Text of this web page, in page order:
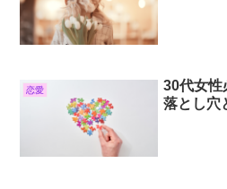
恋愛
30代女性
落とし穴